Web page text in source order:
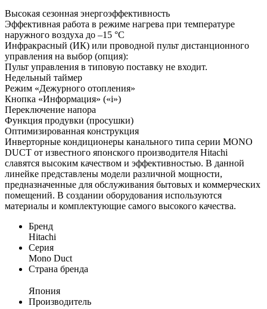
Высокая сезонная энергоэффективность
Эффективная работа в режиме нагрева при температуре
наружного воздуха до –15 °C
Инфракрасный (ИК) или проводной пульт дистанционного
управления на выбор (опция):
Пульт управления в типовую поставку не входит.
Недельный таймер
Режим «Дежурного отопления»
Кнопка «Информация» («i»)
Переключение напора
Функция продувки (просушки)
Оптимизированная конструкция
Инверторные кондиционеры канального типа серии MONO
DUCT от известного японского производителя Hitachi
славятся высоким качеством и эффективностью. В данной
линейке представлены модели различной мощности,
предназначенные для обслуживания бытовых и коммерческих
помещений. В создании оборудования используются
материалы и комплектующие самого высокого качества.
Бренд
Hitachi
Серия
Mono Duct
Страна бренда
Япония
Производитель